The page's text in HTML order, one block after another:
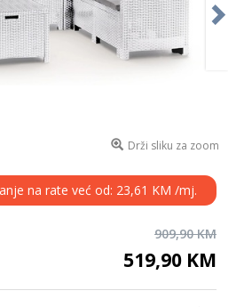
Drži sliku za zoom
na rate već od: 23,61 KM /mj.
909,90 KM
519,90 KM